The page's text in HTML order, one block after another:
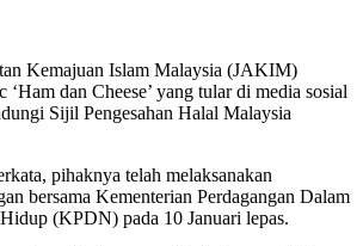
Kemajuan Islam Malaysia (JAKIM)
‘Ham dan Cheese’ yang tular di media sosial
Sijil Pengesahan Halal Malaysia
pihaknya telah melaksanakan
bersama Kementerian Perdagangan Dalam
(KPDN) pada 10 Januari lepas.